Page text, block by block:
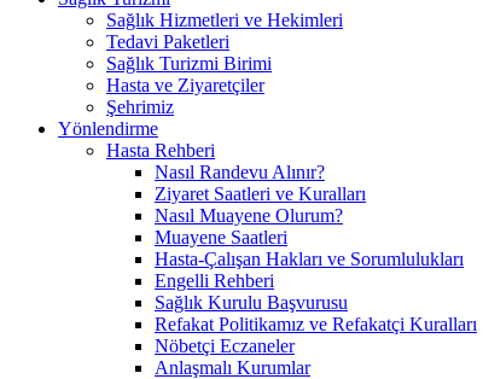
Sağlık Hizmetleri ve Hekimleri
Tedavi Paketleri
Sağlık Turizmi Birimi
Hasta ve Ziyaretçiler
Şehrimiz
Yönlendirme
Hasta Rehberi
Nasıl Randevu Alınır?
Ziyaret Saatleri ve Kuralları
Nasıl Muayene Olurum?
Muayene Saatleri
Hasta-Çalışan Hakları ve Sorumlulukları
Engelli Rehberi
Sağlık Kurulu Başvurusu
Refakat Politikamız ve Refakatçi Kuralları
Nöbetçi Eczaneler
Anlaşmalı Kurumlar